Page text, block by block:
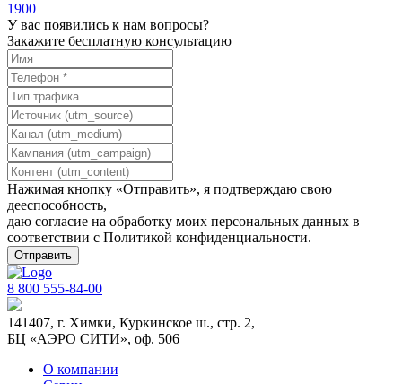
1900
У вас появились к нам вопросы?
Закажите бесплатную консультацию
Нажимая кнопку «Отправить», я подтверждаю свою
дееспособность,
даю согласие на обработку моих персональных данных в
соответствии с Политикой конфиденциальности.
8 800 555-84-00
141407, г. Химки, Куркинское ш., стр. 2,
БЦ «АЭРО СИТИ», оф. 506
О компании